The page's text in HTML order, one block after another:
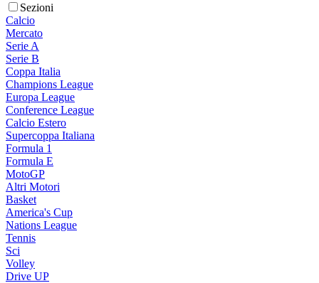
Sezioni
Calcio
Mercato
Serie A
Serie B
Coppa Italia
Champions League
Europa League
Conference League
Calcio Estero
Supercoppa Italiana
Formula 1
Formula E
MotoGP
Altri Motori
Basket
America's Cup
Nations League
Tennis
Sci
Volley
Drive UP